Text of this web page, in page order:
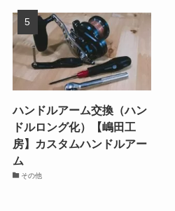
ハンドルアーム交換（ハン
ドルロング化）【嶋田工
房】カスタムハンドルアー
ム
その他